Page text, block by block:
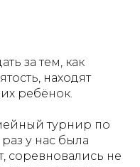
за тем, как
находят
ребёнок.
турнир по
у нас была
соревновались не